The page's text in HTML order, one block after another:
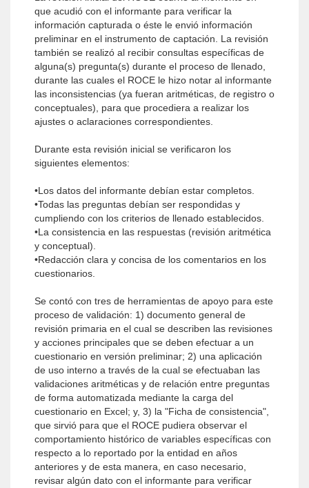
que acudió con el informante para verificar la
información capturada o éste le envió información
preliminar en el instrumento de captación. La revisión
también se realizó al recibir consultas específicas de
alguna(s) pregunta(s) durante el proceso de llenado,
durante las cuales el ROCE le hizo notar al informante
las inconsistencias (ya fueran aritméticas, de registro o
conceptuales), para que procediera a realizar los
ajustes o aclaraciones correspondientes.
Durante esta revisión inicial se verificaron los
siguientes elementos:
•Los datos del informante debían estar completos.
•Todas las preguntas debían ser respondidas y
cumpliendo con los criterios de llenado establecidos.
•La consistencia en las respuestas (revisión aritmética
y conceptual).
•Redacción clara y concisa de los comentarios en los
cuestionarios.
Se contó con tres de herramientas de apoyo para este
proceso de validación: 1) documento general de
revisión primaria en el cual se describen las revisiones
y acciones principales que se deben efectuar a un
cuestionario en versión preliminar; 2) una aplicación
de uso interno a través de la cual se efectuaban las
validaciones aritméticas y de relación entre preguntas
de forma automatizada mediante la carga del
cuestionario en Excel; y, 3) la "Ficha de consistencia",
que sirvió para que el ROCE pudiera observar el
comportamiento histórico de variables específicas con
respecto a lo reportado por la entidad en años
anteriores y de esta manera, en caso necesario,
revisar algún dato con el informante para verificar